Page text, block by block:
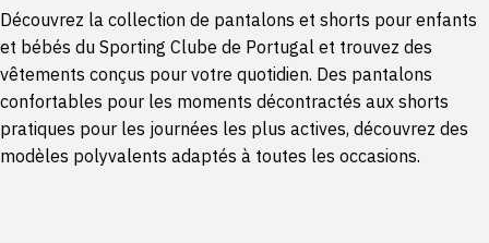
Découvrez la collection de pantalons et shorts pour enfants
et bébés du Sporting Clube de Portugal et trouvez des
vêtements conçus pour votre quotidien. Des pantalons
confortables pour les moments décontractés aux shorts
pratiques pour les journées les plus actives, découvrez des
modèles polyvalents adaptés à toutes les occasions.